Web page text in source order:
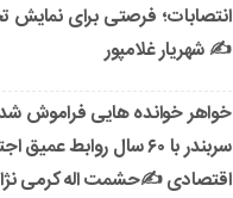
انتصابات؛ فرصتی برای نمایش
✍ شهریار غلامپور
خواهر خوانده هایی فراموش
سربندر با ۶۰ سال روابط
اقتصادی ✍حشمت اله کرمی